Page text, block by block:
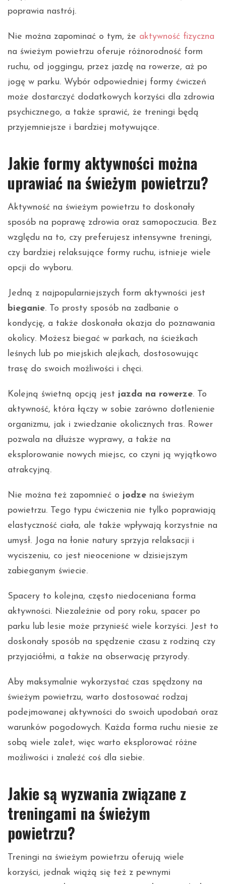
poprawia nastrój.
Nie można zapominać o tym, że aktywność fizyczna
na świeżym powietrzu oferuje różnorodność form
ruchu, od joggingu, przez jazdę na rowerze, aż po
jogę w parku. Wybór odpowiedniej formy ćwiczeń
może dostarczyć dodatkowych korzyści dla zdrowia
psychicznego, a także sprawić, że treningi będą
przyjemniejsze i bardziej motywujące.
Jakie formy aktywności można
uprawiać na świeżym powietrzu?
Aktywność na świeżym powietrzu to doskonały
sposób na poprawę zdrowia oraz samopoczucia. Bez
względu na to, czy preferujesz intensywne treningi,
czy bardziej relaksujące formy ruchu, istnieje wiele
opcji do wyboru.
Jedną z najpopularniejszych form aktywności jest
bieganie. To prosty sposób na zadbanie o
kondycję, a także doskonała okazja do poznawania
okolicy. Możesz biegać w parkach, na ścieżkach
leśnych lub po miejskich alejkach, dostosowując
trasę do swoich możliwości i chęci.
Kolejną świetną opcją jest jazda na rowerze. To
aktywność, która łączy w sobie zarówno dotlenienie
organizmu, jak i zwiedzanie okolicznych tras. Rower
pozwala na dłuższe wyprawy, a także na
eksplorowanie nowych miejsc, co czyni ją wyjątkowo
atrakcyjną.
Nie można też zapomnieć o jodze na świeżym
powietrzu. Tego typu ćwiczenia nie tylko poprawiają
elastyczność ciała, ale także wpływają korzystnie na
umysł. Joga na łonie natury sprzyja relaksacji i
wyciszeniu, co jest nieocenione w dzisiejszym
zabieganym świecie.
Spacery to kolejna, często niedoceniana forma
aktywności. Niezależnie od pory roku, spacer po
parku lub lesie może przynieść wiele korzyści. Jest to
doskonały sposób na spędzenie czasu z rodziną czy
przyjaciółmi, a także na obserwację przyrody.
Aby maksymalnie wykorzystać czas spędzony na
świeżym powietrzu, warto dostosować rodzaj
podejmowanej aktywności do swoich upodobań oraz
warunków pogodowych. Każda forma ruchu niesie ze
sobą wiele zalet, więc warto eksplorować różne
możliwości i znaleźć coś dla siebie.
Jakie są wyzwania związane z
treningami na świeżym
powietrzu?
Treningi na świeżym powietrzu oferują wiele
korzyści, jednak wiążą się też z pewnymi